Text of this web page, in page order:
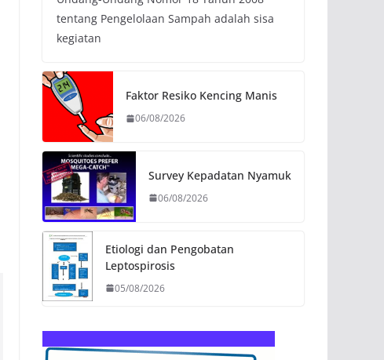
tentang Pengelolaan Sampah adalah sisa
kegiatan
Faktor Resiko Kencing Manis
06/08/2026
Survey Kepadatan Nyamuk
06/08/2026
Etiologi dan Pengobatan
Leptospirosis
05/08/2026